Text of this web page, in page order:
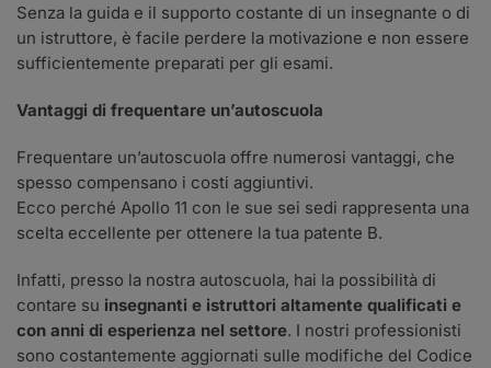
Senza la guida e il supporto costante di un insegnante o di
un istruttore, è facile perdere la motivazione e non essere
sufficientemente preparati per gli esami.
Vantaggi di frequentare un’autoscuola
Frequentare un’autoscuola offre numerosi vantaggi, che
spesso compensano i costi aggiuntivi.
Ecco perché Apollo 11 con le sue sei sedi rappresenta una
scelta eccellente per ottenere la tua patente B.
Infatti, presso la nostra autoscuola, hai la possibilità di
contare su insegnanti e istruttori altamente qualificati e
con anni di esperienza nel settore. I nostri professionisti
sono costantemente aggiornati sulle modifiche del Codice